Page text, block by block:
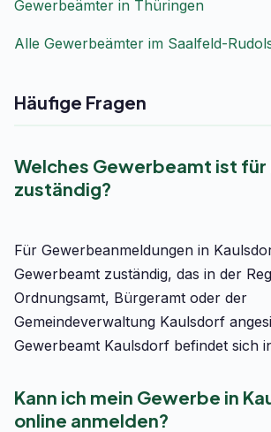
Gewerbeämter in Thüringen
Alle Gewerbeämter im Saalfeld-
Häufige Fragen
Welches Gewerbeamt ist für
zuständig?
Für Gewerbeanmeldungen in
Gewerbeamt zuständig, das in der
Ordnungsamt, Bürgeramt oder der
Gemeindeverwaltung Kaulsdorf
Gewerbeamt Kaulsdorf befindet sich
Kann ich mein Gewerbe in
online anmelden?